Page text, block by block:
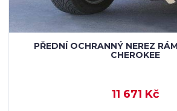
PŘEDNÍ OCHRANNÝ NEREZ
CHEROKEE
11 671 Kč